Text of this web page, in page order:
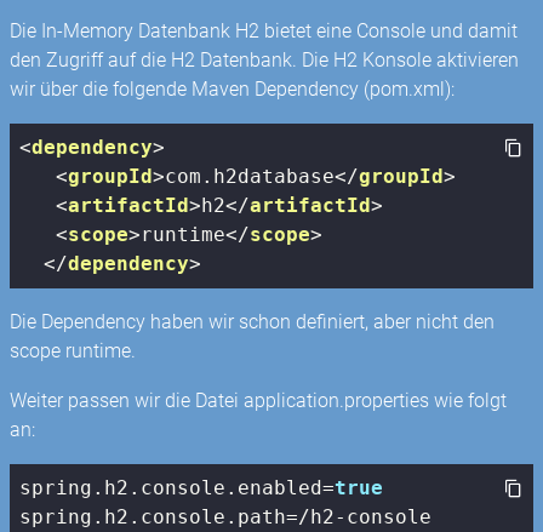
Die In-Memory Datenbank H2 bietet eine Console und damit
den Zugriff auf die H2 Datenbank. Die H2 Konsole aktivieren
wir über die folgende Maven Dependency (pom.xml):
<dependency>
<groupId>com.h2database</groupId>
<artifactId>h2</artifactId>
<scope>runtime</scope>
</dependency>
Die Dependency haben wir schon definiert, aber nicht den
scope runtime.
Weiter passen wir die Datei application.properties wie folgt
an:
spring.h2. console .enabled=true
spring.h2. console .path=/h2- console